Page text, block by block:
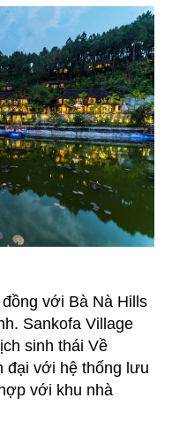
Hill
resort
and
Spa
Huế
thấp
thoáng
bóng
dáng
Bà
Nà
Hills
với Bà Nà Hills
Sankofa Village
sinh thái Về
đại với hệ thống lưu
với khu nhà